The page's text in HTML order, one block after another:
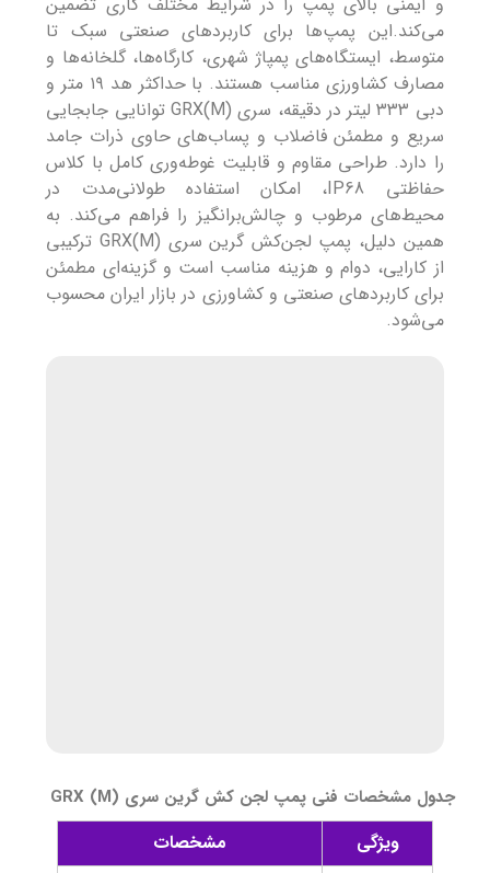
می‌کند.این پمپ‌ها برای کاربردهای صنعتی سبک تا
متوسط، ایستگاه‌های پمپاژ شهری، کارگاه‌ها، گلخانه‌ها و
مصارف کشاورزی مناسب هستند. با حداکثر هد ۱۹ متر و
دبی ۳۳۳ لیتر در دقیقه، سری GRX(M) توانایی جابجایی
سریع و مطمئن فاضلاب و پساب‌های حاوی ذرات جامد
را دارد. طراحی مقاوم و قابلیت غوطه‌وری کامل با کلاس
حفاظتی IP68، امکان استفاده طولانی‌مدت در
محیط‌های مرطوب و چالش‌برانگیز را فراهم می‌کند. به
همین دلیل، پمپ لجن‌کش گرین سری GRX(M) ترکیبی
از کارایی، دوام و هزینه مناسب است و گزینه‌ای مطمئن
برای کاربردهای صنعتی و کشاورزی در بازار ایران محسوب
می‌شود.
جدول مشخصات فنی پمپ لجن کش گرین سری GRX (M)
ویژگی
مشخصات